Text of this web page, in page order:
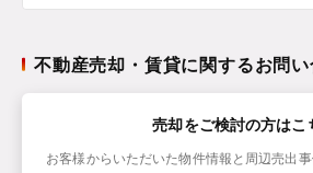
不動産売却・賃貸に関するお問
売却をご検討の方はこ
お客様からいただいた物件情報と周辺売出